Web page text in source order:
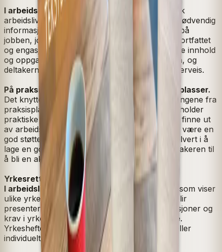
I arbeidslivet Tekstbok A2/B1
tar for seg norsk
arbeidsliv på en enkel og engasjerende måte. Nødvendig
informasjon om lover og regler, forventninger på
jobben, jobbsøking og intervju blir presentert kortfattet
og engasjerende med praktiske eksempler. Både innhold
og oppgaver inviterer til refleksjon og diskusjon, og
deltakerne kan bruke sine egne erfaringer underveis.
På praksisplassen kan brukes på alle praksisplasser.
Det knytter undervisningen på skolen og erfaringene fra
praksisplassen tett sammen
Praksisheftet inneholder
praktiske oppgaver og inviterer deltakeren til å finne ut
av arbeidsoppgaver og arbeidskultur. Heftet vil være en
god støtte for deltakeren og andre som er involvert i å
lage en god praksisplass. Målet er å hjelpe deltakeren til
å bli en aktuell kandidat for ansettelse.
Yrkesretting
I arbeidslivet
inkluderer en rekke yrkeshefter som viser
ulike yrker. Hjelpemidler og arbeidsoppgaver blir
presentert, og heftene viser fram vanlige situasjoner og
krav i yrket, støttet av foto fra arbeidsplassene.
Yrkesheftene kan brukes i grupper, i klassen eller
individuelt, på nivå A1–A2 og A2–B1.